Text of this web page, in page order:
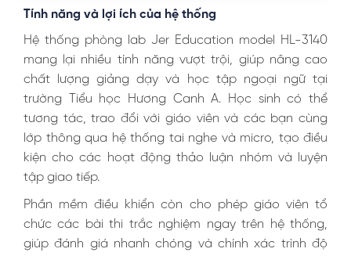
Tính năng và lợi ích của hệ thống
Hệ thống phòng lab Jer Education model HL-3140
mang lại nhiều tính năng vượt trội, giúp nâng cao
chất lượng giảng dạy và học tập ngoại ngữ tại
trường Tiểu học Hương Canh A. Học sinh có thể
tương tác, trao đổi với giáo viên và các bạn cùng
lớp thông qua hệ thống tai nghe và micro, tạo điều
kiện cho các hoạt động thảo luận nhóm và luyện
tập giao tiếp.
Phần mềm điều khiển còn cho phép giáo viên tổ
chức các bài thi trắc nghiệm ngay trên hệ thống,
giúp đánh giá nhanh chóng và chính xác trình độ